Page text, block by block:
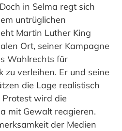
in Selma regt sich
untrüglichen
Martin Luther King
Ort, seiner Kampagne
Wahlrechts für
zu verleihen. Er und seine
die Lage realistisch
wird die
mit Gewalt reagieren.
der Medien